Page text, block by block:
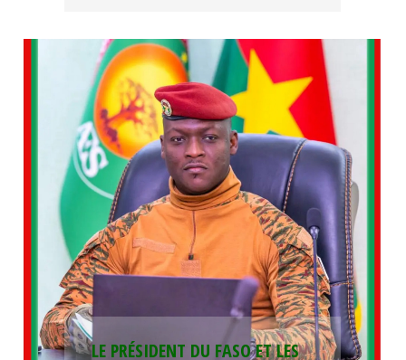
LE PRÉSIDENT DU FASO ET LES